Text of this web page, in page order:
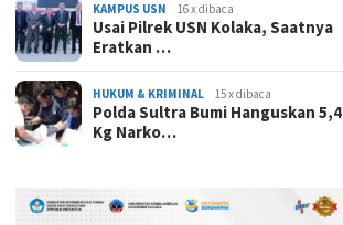
KAMPUS USN 16 x dibaca
Usai Pilrek USN Kolaka, Saatnya
Eratkan …
HUKUM & KRIMINAL 15 x dibaca
Polda Sultra Bumi Hanguskan 5,4
Kg Narko…